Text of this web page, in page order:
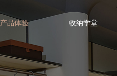
产品体验 收纳学堂